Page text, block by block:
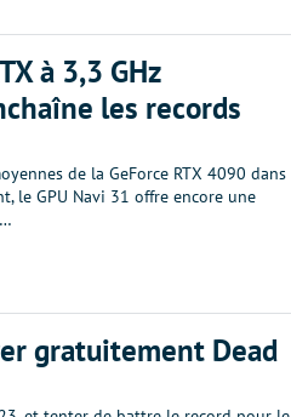
à 3,3 GHz
les records
de la GeForce RTX 4090 dans
le GPU Navi 31 offre encore une
gratuitement Dead